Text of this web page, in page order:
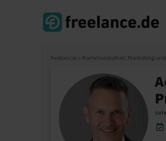
freelancer » Kommunikation, Marketing